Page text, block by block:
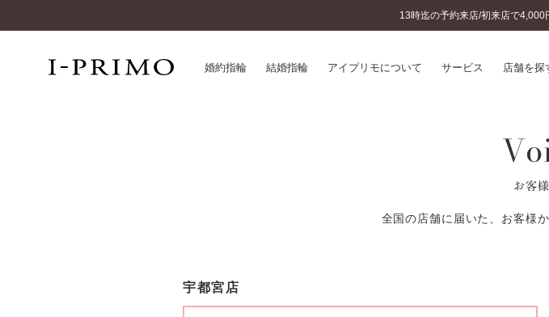
13時迄の予約来店/初来店で
婚約指輪 結婚指輪 アイプリモについて サービス 店舗を探
品質へのこだわり
お客
全国の店舗に届いた、お客様
宇都宮店